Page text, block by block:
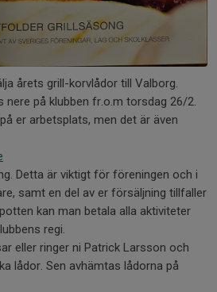
årets grill-korvlådor till Valborg.
nere på klubben fr.o.m torsdag 26/2.
er arbetsplats, men det är även
Detta är viktigt för föreningen och i
samt en del av er försäljning tillfaller
kan man betala alla aktiviteter
regi.
eller ringer ni Patrick Larsson och
lådor. Sen avhämtas lådorna på